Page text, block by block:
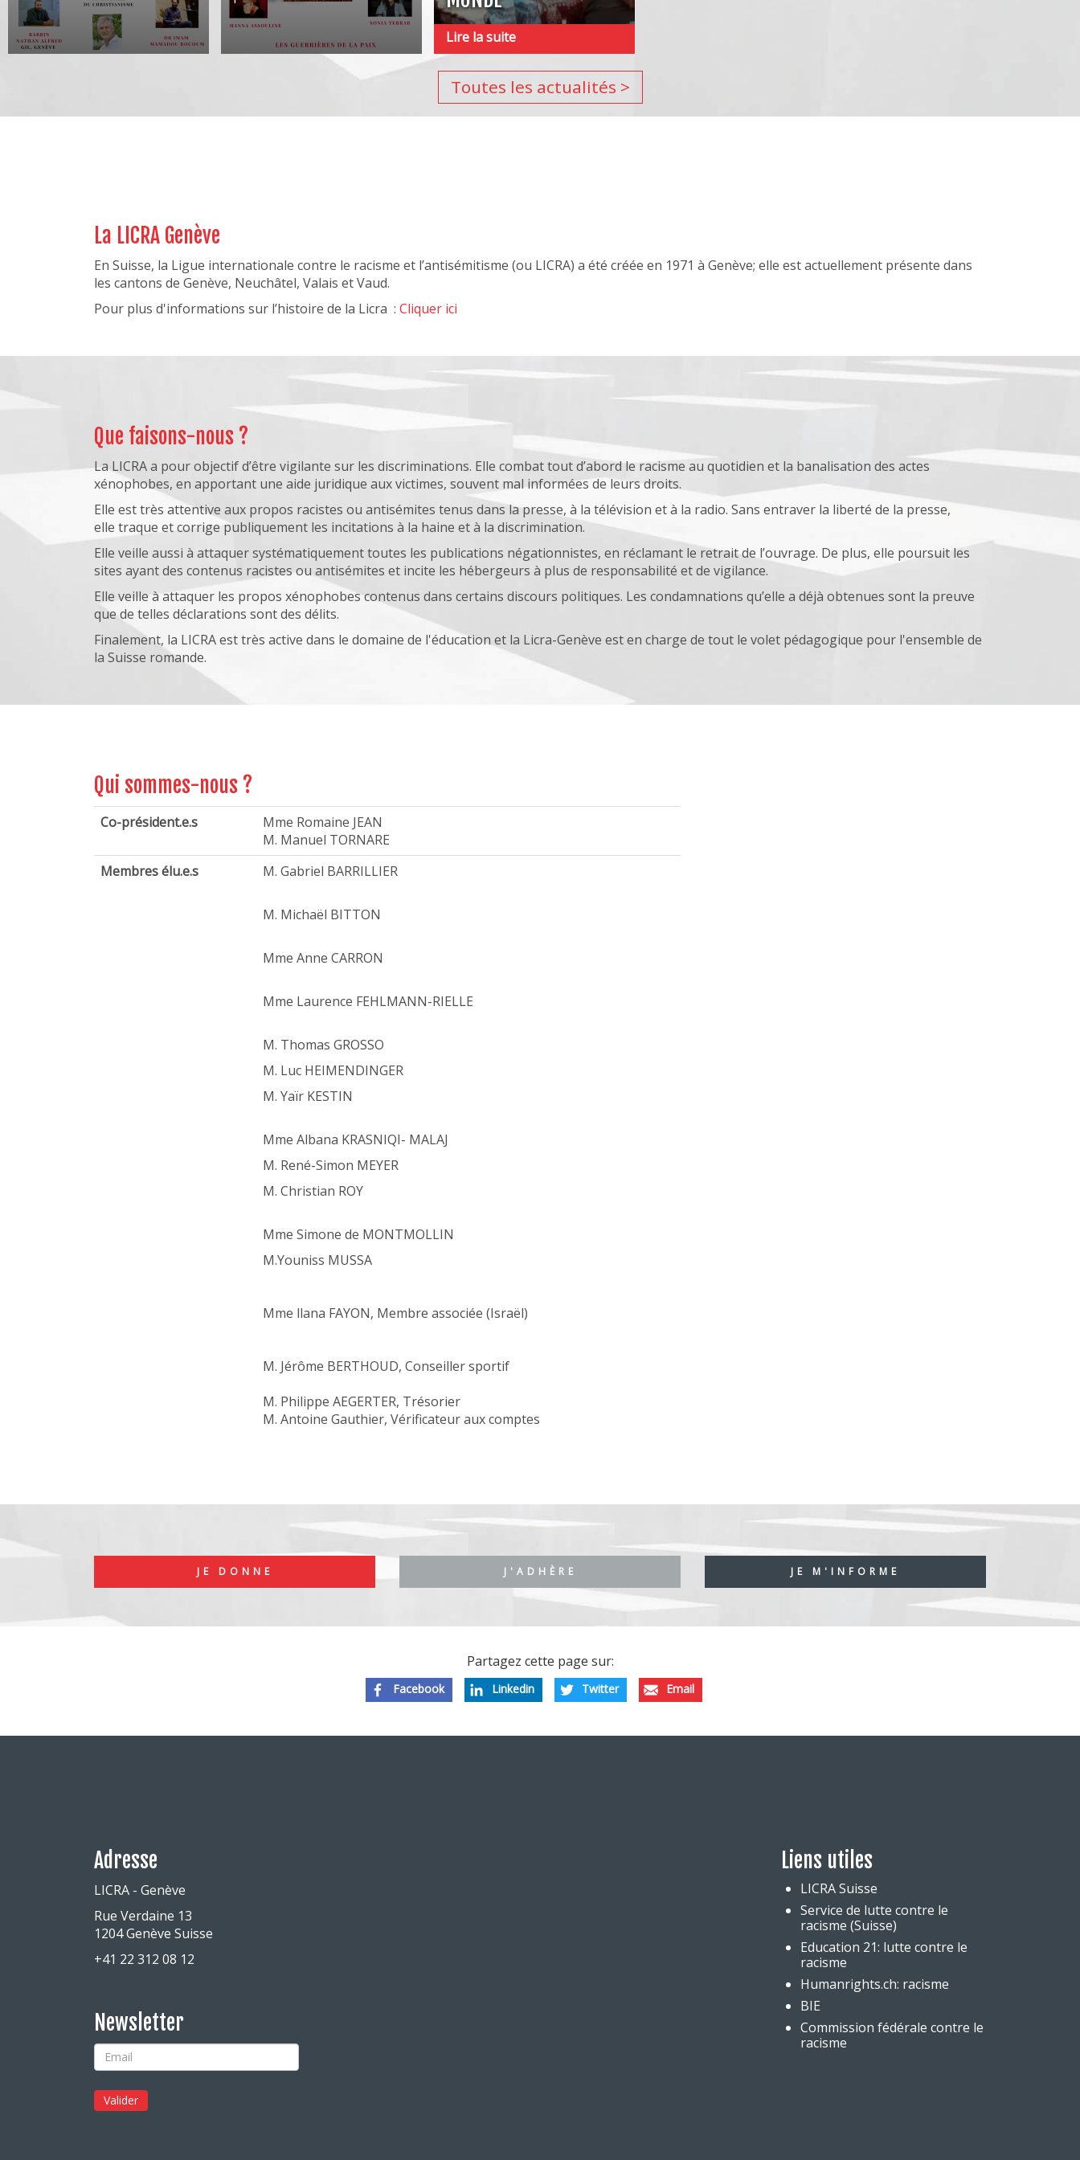
Regards de jeunes vers
demain
Lire la suite
Lumière
étage)
dans
Vernissage
Toutes les actualités
La LICRA Genève
En Suisse, la Ligue internationale contre le racisme et l’antisémitisme (ou LICRA) a été créée en 1971 à Genève; elle est actuellement présente dans
les cantons de Genève, Neuchâtel, Valais et Vaud.
Pour plus d'informations sur l’histoire de la Licra : Cliquer ici
Que faisons-nous ?
La LICRA a pour objectif d’être vigilante sur les discriminations. Elle combat tout d’abord le racisme au quotidien et la banalisation des actes
xénophobes, en apportant une aide juridique aux victimes, souvent mal informées de leurs droits.
Elle est très attentive aux propos racistes ou antisémites tenus dans la presse, à la télévision et à la radio. Sans entraver la liberté de la presse,
elle traque et corrige publiquement les incitations à la haine et à la discrimination.
Elle veille aussi à attaquer systématiquement toutes les publications négationnistes, en réclamant le retrait de l’ouvrage. De plus, elle poursuit les
sites ayant des contenus racistes ou antisémites et incite les hébergeurs à plus de responsabilité et de vigilance.
Elle veille à attaquer les propos xénophobes contenus dans certains discours politiques. Les condamnations qu’elle a déjà obtenues sont la preuve
que de telles déclarations sont des délits.
Finalement, la LICRA est très active dans le domaine de l'éducation et la Licra-Genève est en charge de tout le volet pédagogique pour l'ensemble de
la Suisse romande.
Qui sommes-nous ?
Co-président.e.s
Mme Romaine JEAN
M. Manuel TORNARE
Membres élu.e.s
M. Gabriel BARRILLIER
M. Michaël BITTON
Mme Anne CARRON
Mme Laurence FEHLMANN-RIELLE
M. Thomas GROSSO
M. Luc HEIMENDINGER
M. Yaïr KESTIN
Mme Albana KRASNIQI- MALAJ
M. René-Simon MEYER
M. Christian ROY
Mme Simone de MONTMOLLIN
M.Youniss MUSSA
Mme llana FAYON, Membre associée (Israël)
M. Jérôme BERTHOUD, Conseiller sportif
M. Philippe AEGERTER, Trésorier
M. Antoine Gauthier, Vérificateur aux comptes
JE DONNE J'ADHÈRE JE M'INFORME
Partagez cette page sur:
Facebook Linkedin Twitter Email
Adresse
LICRA - Genève
Rue Verdaine 13
1204 Genève Suisse
+41 22 312 08 12
Newsletter
Liens utiles
LICRA Suisse
Service de lutte contre le
racisme (Suisse)
Education 21: lutte contre le
racisme
Humanrights.ch: racisme
BIE
Commission fédérale contre le
racisme